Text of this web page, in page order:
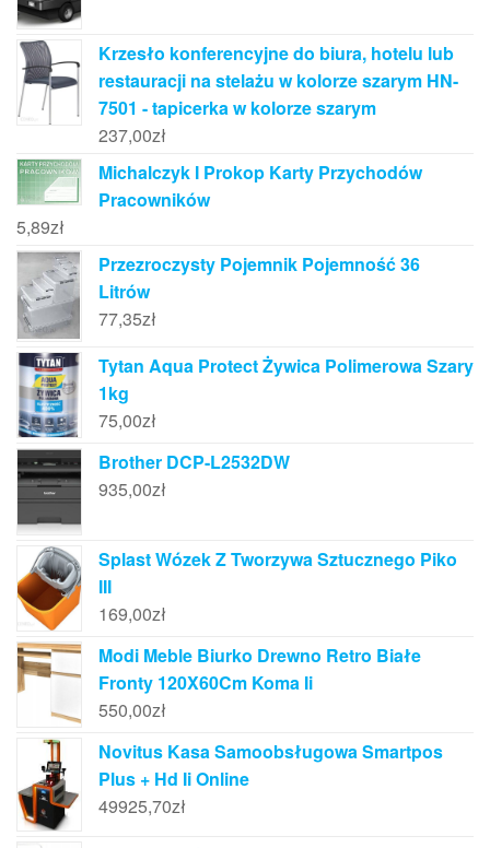
Krzesło konferencyjne do biura, hotelu lub
restauracji na stelażu w kolorze szarym HN-
7501 - tapicerka w kolorze szarym
237,00zł
Michalczyk I Prokop Karty Przychodów
Pracowników
5,89zł
Przezroczysty Pojemnik Pojemność 36
Litrów
77,35zł
Tytan Aqua Protect Żywica Polimerowa Szary
1kg
75,00zł
Brother DCP-L2532DW
935,00zł
Splast Wózek Z Tworzywa Sztucznego Piko
III
169,00zł
Modi Meble Biurko Drewno Retro Białe
Fronty 120X60Cm Koma Ii
550,00zł
Novitus Kasa Samoobsługowa Smartpos
Plus + Hd Ii Online
49925,70zł